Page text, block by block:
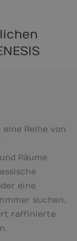
eine Reihe von
Räume
eine
suchen,
raffinierte